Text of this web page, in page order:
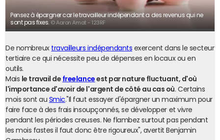
Pensez à épargner car le travailleur indépendant a des revenus qui ne
sont pas fixes. © Aaron Amat - 123RF
De nombreux travailleurs indépendants exercent dans le secteur
tertiaire ce qui nécessite peu de dépenses en locaux ou en
outils.
Mais le travail de freelance est par nature fluctuant, d'où
l'importance d'avoir de l'argent de côté au cas où. Certains
mois sont au Smic."Il faut essayer d'épargner un maximum pour
faire face à des frais insoupçonnés, se développer et vivre
pendant les périodes creuses. Ne flambez surtout pas pendant
les mois fastes il faut donc être rigoureux", avertit Benjamin